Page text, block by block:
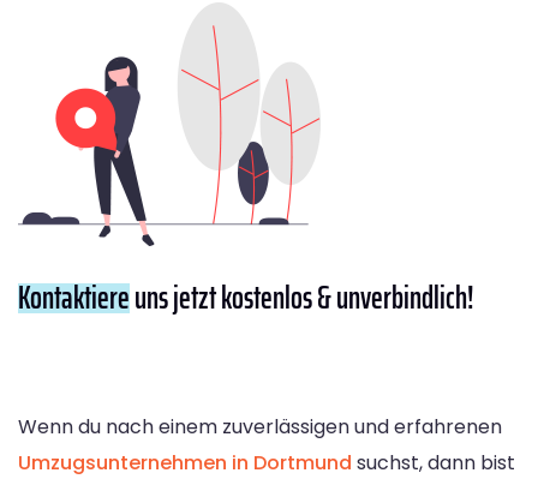
Kontaktiereuns jetzt kostenlos & unverbindlich!
Wenn du nach einem zuverlässigen und erfahrenen
Umzugsunternehmen in Dortmund suchst, dann bist